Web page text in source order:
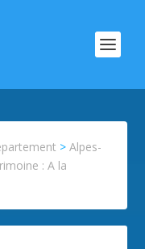
>Alpes-
: A la